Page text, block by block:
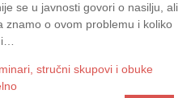
se u javnosti govori o nasilju, ali
znamo o ovom problemu i koliko
stručni skupovi i obuke